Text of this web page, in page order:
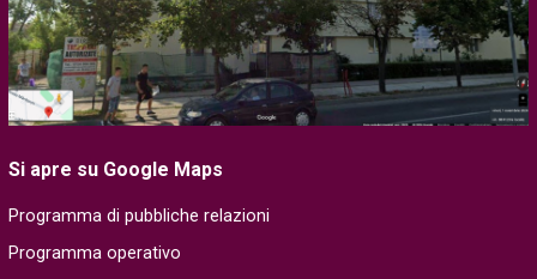
Si apre su Google Maps
Programma di pubbliche relazioni
Programma operativo